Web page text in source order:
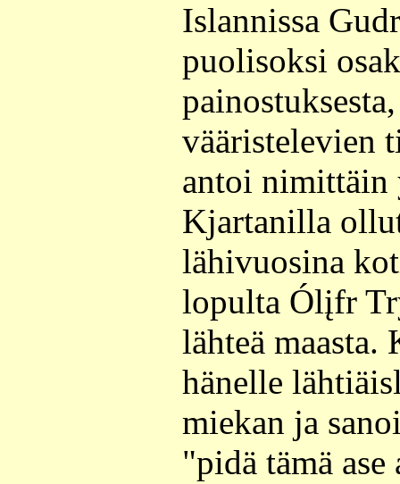
Islannissa
puolisoksi
vääristelevien
antoi nimittäin
Kjartanilla
lähivuosina
lopulta Ólįfr
lähteä maasta.
hänelle
miekan ja
"pidä tämä